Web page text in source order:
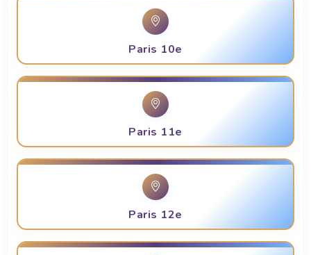
Paris 10e
Paris 11e
Paris 12e